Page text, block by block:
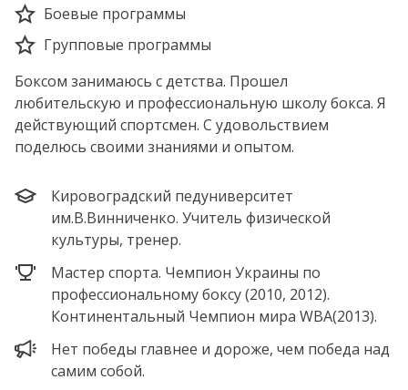
Боевые программы
Групповые программы
Боксом занимаюсь с детства. Прошел
любительскую и профессиональную школу бокса. Я
действующий спортсмен. С удовольствием
поделюсь своими знаниями и опытом.
Кировоградский педуниверситет
им.В.Винниченко. Учитель физической
культуры, тренер.
Мастер спорта. Чемпион Украины по
профессиональному боксу (2010, 2012).
Континентальный Чемпион мира WBA(2013).
Нет победы главнее и дороже, чем победа над
самим собой.